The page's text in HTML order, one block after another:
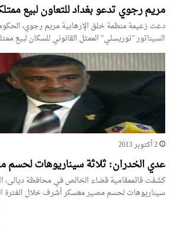
مريم رجوي تدعو بغداد للتعاون لبيع
دعت زعيمة منظمة خلق الإرهابية مريم رجوي،
السيناتور "توريسلي" الممثل القانوني للسكان لبيع
2 أكتوبر 2013
عدي الخدران: ثلاثة سيناريوهات
كشفت قائممقامية قضاء الخالص في محافظة ديالى،
سيناريوهات لحسم مصير معسكر أشرف خلال الفترة